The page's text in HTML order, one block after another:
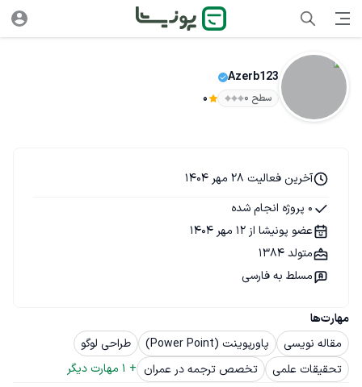
Azerb123
سطح ۰ 0
مهارت‌ها
مقاله نویسی
پاورپوینت (Power Point)
طراحی لوگو
تحقیقات علمی
تخصص ترجمه در عمران +
1 مهارت دیگر
آخرین فعالیت 28 مهر 1404
0 پروژه انجام شده
عضو پونیشا از 12 مهر 1404
متولد 1384
مسلط به فارسی